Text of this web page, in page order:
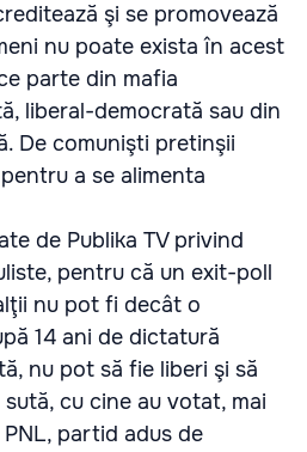
şi se promovează
nu poate exista în acest
parte din mafia
liberal-democrată sau din
De comunişti pretinşii
a se alimenta
de Publika TV privind
pentru că un exit-poll
nu pot fi decât o
14 ani de dictatură
nu pot să fie liberi şi să
cu cine au votat, mai
partid adus de